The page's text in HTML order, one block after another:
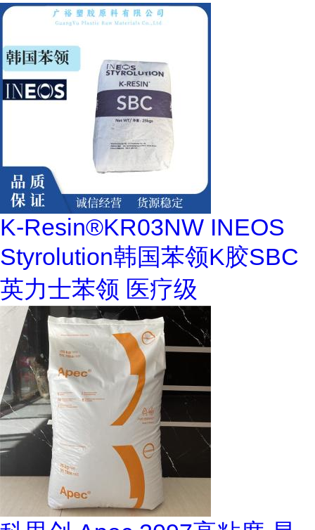
K-Resin®KR03NW INEOS
Styrolution韩国苯领K胶SBC
英力士苯领 医疗级